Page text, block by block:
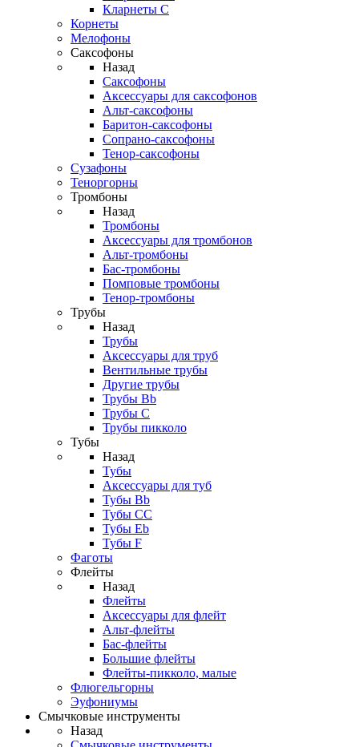
Кларнеты С
Корнеты
Мелофоны
Саксофоны
Назад
Саксофоны
Аксессуары для саксофонов
Альт-саксофоны
Баритон-саксофоны
Сопрано-саксофоны
Тенор-саксофоны
Сузафоны
Теноргорны
Тромбоны
Назад
Тромбоны
Аксессуары для тромбонов
Альт-тромбоны
Бас-тромбоны
Помповые тромбоны
Тенор-тромбоны
Трубы
Назад
Трубы
Аксессуары для труб
Вентильные трубы
Другие трубы
Трубы Bb
Трубы C
Трубы пикколо
Тубы
Назад
Тубы
Аксессуары для туб
Тубы Bb
Тубы CC
Тубы Eb
Тубы F
Фаготы
Флейты
Назад
Флейты
Аксессуары для флейт
Альт-флейты
Бас-флейты
Большие флейты
Флейты-пикколо, малые
Флюгельгорны
Эуфониумы
Смычковые инструменты
Назад